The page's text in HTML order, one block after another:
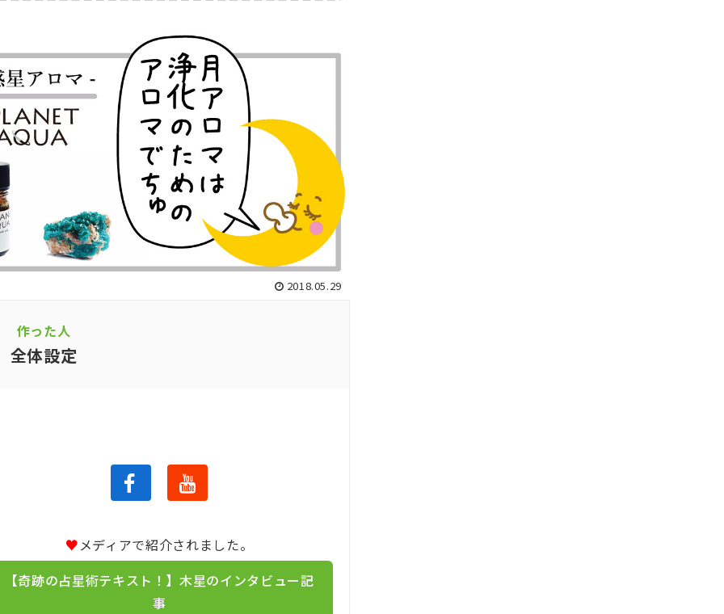
2018.05.29
作った人
全体設定
♥メディアで紹介されました。
【奇跡の占星術テキスト！】木星のインタビュー記
事